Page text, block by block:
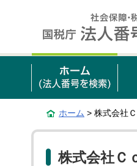
ホーム > 株式会社
株式会社Ｃ